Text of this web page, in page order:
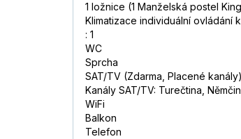
1 ložnice (1 Manželská postel
Klimatizace individuální ovládání
: 1
WC
Sprcha
SAT/TV (Zdarma, Placené kanály)
Kanály SAT/TV: Turečtina,
WiFi
Balkon
Telefon